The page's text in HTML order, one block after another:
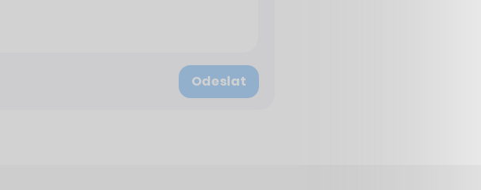
Odeslat